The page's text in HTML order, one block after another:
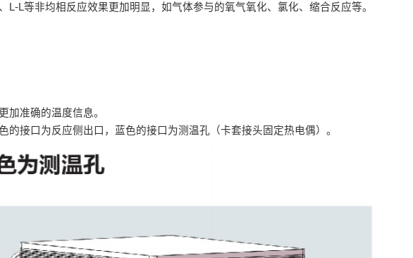
L等非均相反应效果更加明显，如气体参与的氧气氧化、氯化、缩合反应等。
加准确的温度信息。
接口为反应侧出口，蓝色的接口为测温孔（卡套接头固定热电偶）。